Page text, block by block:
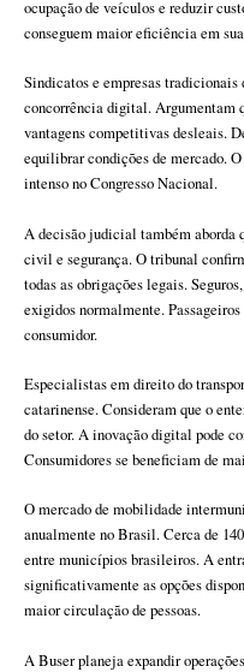
ocupação de veículos e reduzir
conseguem maior eficiência em
Sindicatos e empresas tradicionais
concorrência digital. Argumentam
vantagens competitivas desleais.
equilibrar condições de mercado.
intenso no Congresso Nacional.
A decisão judicial também aborda
civil e segurança. O tribunal
todas as obrigações legais.
exigidos normalmente.
consumidor.
Especialistas em direito do
catarinense. Consideram que o
do setor. A inovação digital pode
Consumidores se beneficiam de
O mercado de mobilidade
anualmente no Brasil. Cerca de
entre municípios brasileiros. A
significativamente as opções
maior circulação de pessoas.
A Buser planeja expandir